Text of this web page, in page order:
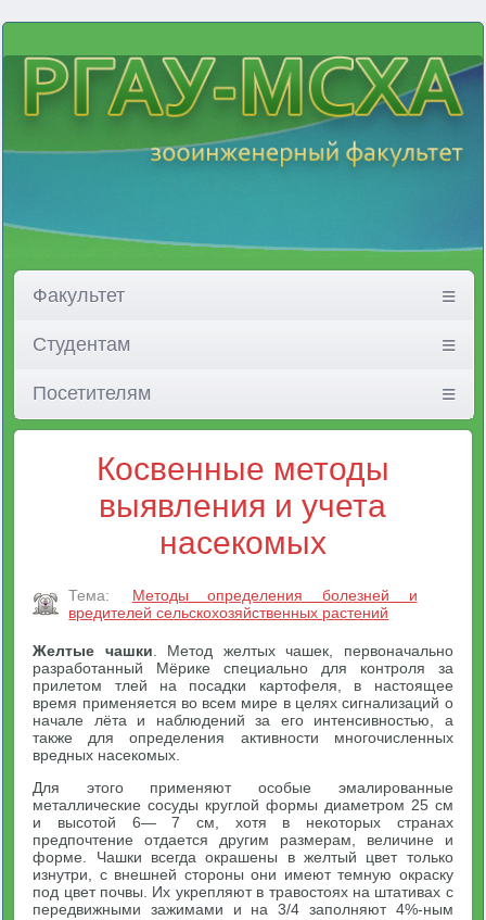
Факультет
Студентам
Посетителям
Косвенные методы
выявления и учета
насекомых
Тема:
Методы определения болезней и
вредителей сельскохозяйственных растений
Желтые чашки . Метод желтых чашек, первоначально
разработанный Мёрике специально для контроля за
прилетом тлей на посадки картофеля, в настоящее
время применяется во всем мире в целях сигнализаций о
начале лёта и наблюдений за его интенсивностью, а
также для определения активности многочисленных
вредных насекомых.
Для этого применяют особые эмалированные
металлические сосуды круглой формы диаметром 25 см
и высотой 6— 7 см, хотя в некоторых странах
предпочтение отдается другим размерам, величине и
форме. Чашки всегда окрашены в желтый цвет только
изнутри, с внешней стороны они имеют темную окраску
под цвет почвы. Их укрепляют в травостоях на штативах с
передвижными зажимами и на 3/4 заполняют 4%-ным